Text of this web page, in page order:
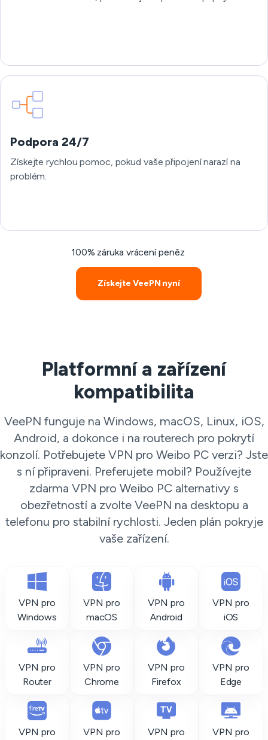
Podpora 24/7
Získejte rychlou pomoc, pokud vaše připojení narazí na
problém.
100% záruka vrácení peněz
Získejte VeePN nyní
Platformní a zařízení
kompatibilita
VeePN funguje na Windows, macOS, Linux, iOS,
Android, a dokonce i na routerech pro pokrytí
konzolí. Potřebujete VPN pro Weibo PC verzi? Jste
s ní připraveni. Preferujete mobil? Používejte
zdarma VPN pro Weibo PC alternativy s
obezřetností a zvolte VeePN na desktopu a
telefonu pro stabilní rychlosti. Jeden plán pokryje
vaše zařízení.
VPN pro
Windows
VPN pro
macOS
VPN pro
Android
VPN pro
iOS
VPN pro
Router
VPN pro
Chrome
VPN pro
Firefox
VPN pro
Edge
VPN pro
VPN pro
VPN pro
VPN pro